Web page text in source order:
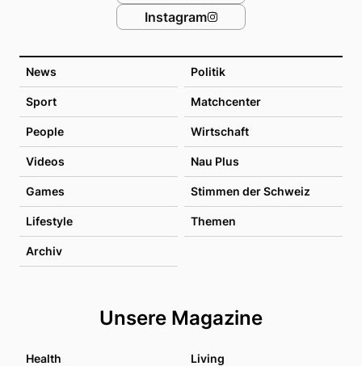
News Politik
Sport Matchcenter
People Wirtschaft
Videos Nau Plus
Games Stimmen der Schweiz
Lifestyle Themen
Archiv
Unsere Magazine
Health Living
Instagram